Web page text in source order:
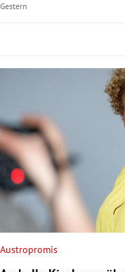
Untermenü
Gestern
Austropromis